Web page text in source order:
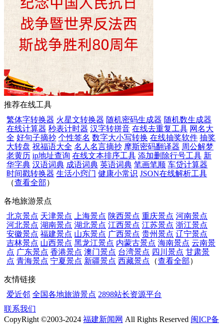
推荐在线工具
繁体字转换器 火星文转换器 随机密码生成器 随机数生成器
在线计算器 秒表计时器 汉字转拼音 在线去重复工具 网名大
全 好句子摘抄 个性签名 数字大小写转换 在线抽奖软件 抽奖
大转盘 祝福语大全 名人名言摘抄 摩斯密码翻译器 周公解梦
老黄历 ip地址查询 在线文本排序工具 添加删除行号工具 新
华字典 汉语词典 成语词典 英语词典 笔画笔顺 车贷计算器
时间戳转换器 生活小窍门 健康小常识 JSON在线解析工具
（查看全部）
各地旅游景点
北京景点 天津景点 上海景点 陕西景点 重庆景点 河南景点
河北景点 湖南景点 湖北景点 江西景点 江苏景点 浙江景点
安徽景点 福建景点 山东景点 广西景点 贵州景点 辽宁景点
吉林景点 山西景点 黑龙江景点 内蒙古景点 海南景点 云南景
点 广东景点 香港景点 澳门景点 台湾景点 四川景点 甘肃景
点 青海景点 宁夏景点 新疆景点 西藏景点 （查看全部）
友情链接
爱近邻 全国各地旅游景点 2898站长资源平台
联系我们
CopyRight ©2003-2024 福建新闻网 All Rights Reserved 闽ICP备